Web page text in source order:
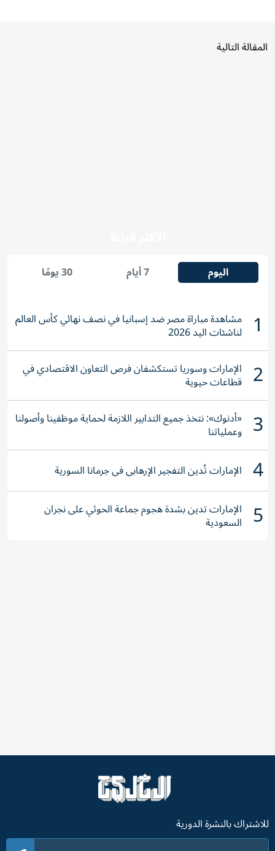
المقالة التالية
اليوم 7 أيام 30 يومًا
1 مشاهدة مباراة مصر ضد إسبانيا في نصف نهائي كأس العالم
لناشئات اليد 2026
2 الإمارات وسوريا تستكشفان فرص التعاون الاقتصادي في
قطاعات حيوية
3 «أدنوك»: نتخذ جميع التدابير اللازمة لحماية موظفينا وأصولنا
وعملياتنا
4 الإمارات تُدين التفجير الإرهابي في جرمانا السورية
5 الإمارات تدين بشدة هجوم جماعة الحوثي على نجران
السعودية
للاشتراك بالنشرة الدورية